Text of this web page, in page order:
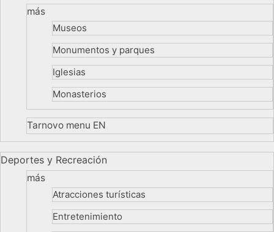
más
Museos
Monumentos y parques
Iglesias
Monasterios
Tarnovo menu EN
Deportes y Recreación
más
Atracciones turísticas
Entretenimiento